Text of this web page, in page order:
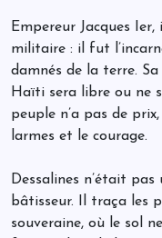
Empereur Jacques
militaire : il fut
damnés de la terre.
Haïti sera libre ou ne
peuple n’a pas de
larmes et le courage.
Dessalines n’était
bâtisseur. Il traça les
souveraine, où le sol